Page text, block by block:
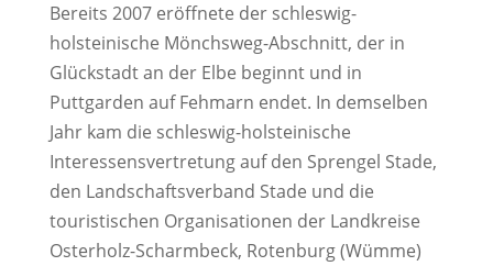
Bereits 2007 eröffnete der schleswig-
holsteinische Mönchsweg-Abschnitt, der in
Glückstadt an der Elbe beginnt und in
Puttgarden auf Fehmarn endet. In demselben
Jahr kam die schleswig-holsteinische
Interessensvertretung auf den Sprengel Stade,
den Landschaftsverband Stade und die
touristischen Organisationen der Landkreise
Osterholz-Scharmbeck, Rotenburg (Wümme)